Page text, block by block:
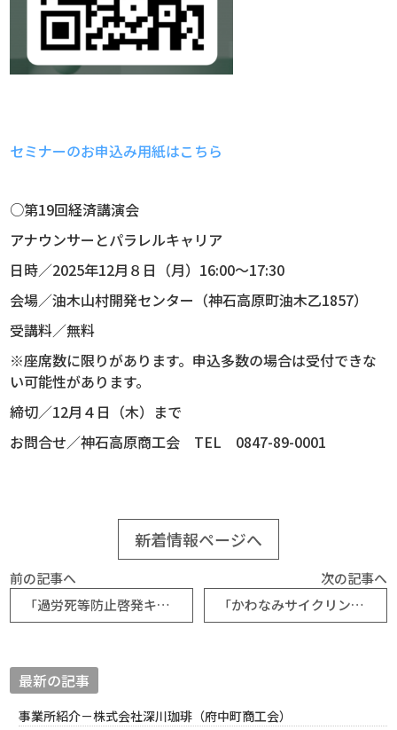
セミナーのお申込み用紙はこちら
○第19回経済講演会
アナウンサーとパラレルキャリア
日時／2025年12月８日（月）16:00～17:30
会場／油木山村開発センター（神石高原町油木乙1857）
受講料／無料
※座席数に限りがあります。申込多数の場合は受付できな
い可能性があります。
締切／12月４日（木）まで
お問合せ／神石高原商工会 TEL 0847-89-0001
新着情報ページへ
前の記事へ
「過労死等防止啓発キャンペーン」のお知らせ【厚生労働省】
次の記事へ
「かわなみサイクリングロード」を走ろう！走行会参加者募集（広島安佐商工会）
最新の記事
事業所紹介－株式会社深川珈琲（府中町商工会）